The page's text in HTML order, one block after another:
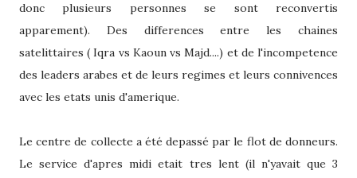
donc plusieurs personnes se sont reconvertis
apparement). Des differences entre les chaines
satelittaires ( Iqra vs Kaoun vs Majd....) et de l'incompetence
des leaders arabes et de leurs regimes et leurs connivences
avec les etats unis d'amerique.
Le centre de collecte a été depassé par le flot de donneurs.
Le service d'apres midi etait tres lent (il n'yavait que 3